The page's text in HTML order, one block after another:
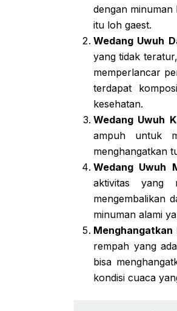
dengan
itu loh gaest.
Wedang Uwuh
yang tidak
memperlancar
terdapat
kesehatan.
Wedang Uwuh
ampuh untuk
menghangatkan
Wedang Uwuh
aktivitas yang
mengembalikan
minuman alami
rempah yang
bisa
kondisi cuaca